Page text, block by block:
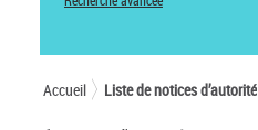
Accueil Liste de notices d’autorité